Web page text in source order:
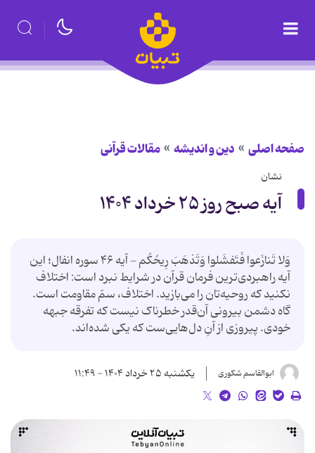
صفحه اصلی دین و اندیشه مقالات قرآنی
نشان
آیه صبح روز ۲۵ خرداد ۱۴۰۴
وَلا تَنازَعوا فَتَفشَلوا وَتَذهَبَ رِیحُکُم - آیه ۴۶ سوره انفال؛ این
آیه راهبردی‌ترین فرمان قرآن در شرایط نبرد است: اختلاف
نکنید که روحیه‌تان را می‌بازید. اختلاف، سمّ مقاومت است.
گاه دشمن بیرونی آن‌قدر خطرناک نیست که تفرقه جبهه‌
خودی. پیروزی از آنِ دل‌هایی‌ست که یکی شده‌اند.
ابوالقاسم شکوری یکشنبه ۲۵ خرداد ۱۴۰۴ - ۱۱:۴۹